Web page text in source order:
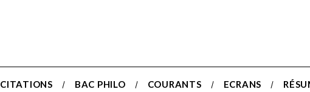
CITATIONS BAC PHILO COURANTS ECRANS